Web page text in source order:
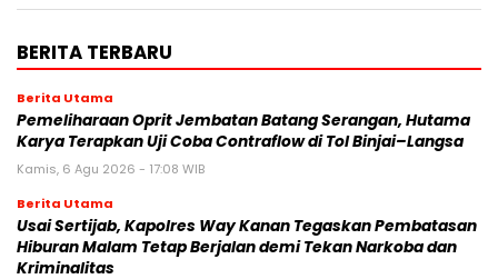
BERITA TERBARU
Berita Utama
Pemeliharaan Oprit Jembatan Batang Serangan, Hutama
Karya Terapkan Uji Coba Contraflow di Tol Binjai–Langsa
Kamis, 6 Agu 2026 - 17:08 WIB
Berita Utama
Usai Sertijab, Kapolres Way Kanan Tegaskan Pembatasan
Hiburan Malam Tetap Berjalan demi Tekan Narkoba dan
Kriminalitas